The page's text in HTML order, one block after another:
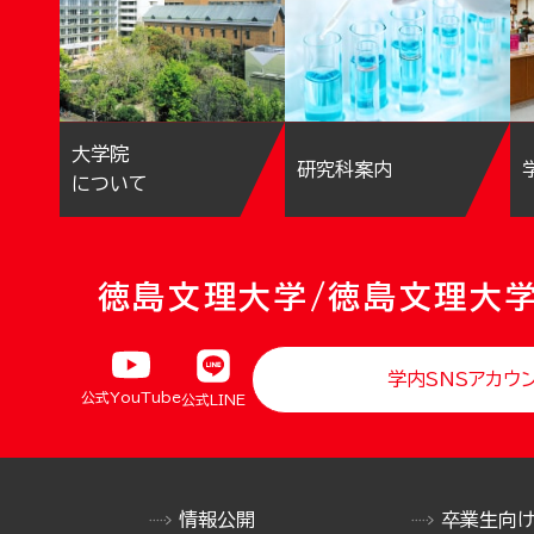
大学院
について
研究科案内
徳島文理大学/徳島文理大
公式YouTube公式LINE
学内SNSアカウ
情報公開 卒業生向